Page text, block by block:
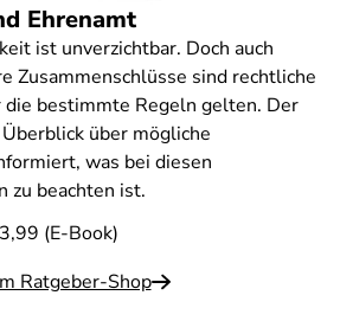
Ehrenamt
ist unverzichtbar. Doch auch
Zusammenschlüsse sind rechtliche
die bestimmte Regeln gelten. Der
über mögliche
was bei diesen
zu beachten ist.
(E-Book)
Ratgeber-Shop